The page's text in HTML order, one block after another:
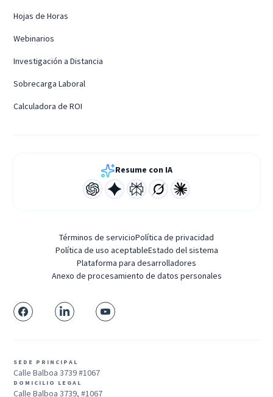
Hojas de Horas
Webinarios
Investigación a Distancia
Sobrecarga Laboral
Calculadora de ROI
Resume con IA
Términos de servicioPolítica de privacidad
Política de uso aceptableEstado del sistema
Plataforma para desarrolladores
Anexo de procesamiento de datos personales
SEDE PRINCIPAL
Calle Balboa 3739 #1067
DOMICILIO LEGAL
Calle Balboa 3739, #1067